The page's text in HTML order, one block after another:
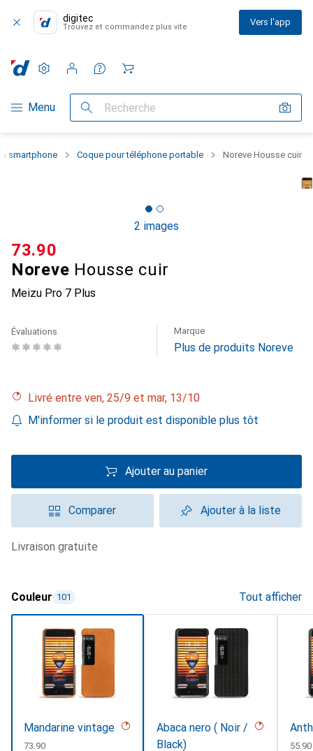
digitec
Trouvez et commandez plus vite Vers l'app
Navigation par catégorie
Menu Recherche
Paramètres
Compte client
Listes de comparaison
Listes d'envies
Panier
smartphone Coque pour téléphone portable Noreve Housse cuir
2 images
Noreve Housse cuir
Meizu Pro 7 Plus
CHF
73.90
Évaluations Marque
Plus de produits Noreve
Livré entre ven, 25/9 et mar, 13/10
M'informer si le produit est disponible plus tôt
Ajouter au panier
Comparer Ajouter à la liste
livraison gratuite
Couleur 101 Tout afficher
Mandarine vintage
CHF
73.90
Abaca nero ( Noir /
Black)
CHF
55.90